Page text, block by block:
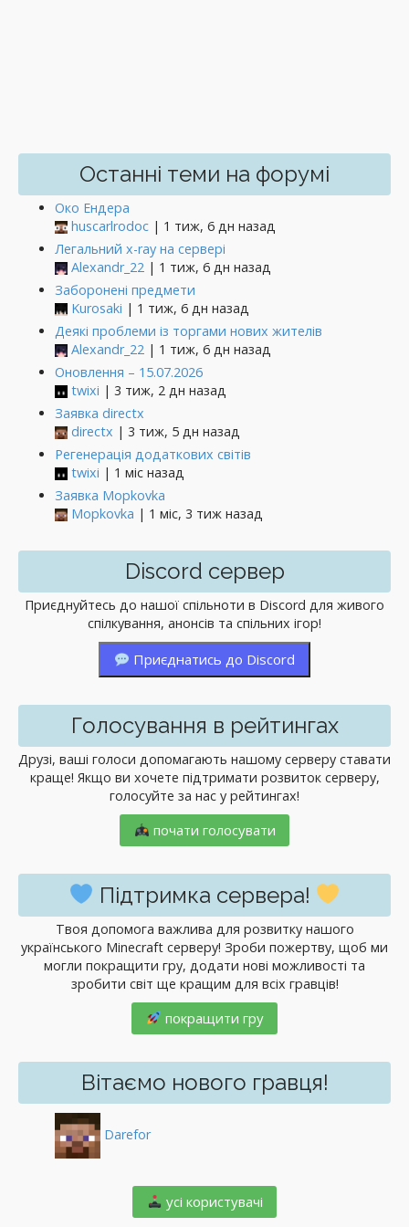
Останні теми на форумі
Око Ендера
huscarlrodoc | 1 тиж, 6 дн назад
Легальний x-ray на сервері
Alexandr_22 | 1 тиж, 6 дн назад
Заборонені предмети
Kurosaki | 1 тиж, 6 дн назад
Деякі проблеми із торгами нових жителів
Alexandr_22 | 1 тиж, 6 дн назад
Оновлення – 15.07.2026
twixi | 3 тиж, 2 дн назад
Заявка directx
directx | 3 тиж, 5 дн назад
Регенерація додаткових світів
twixi | 1 міс назад
Заявка Mopkovka
Mopkovka | 1 міс, 3 тиж назад
Discord сервер
Приєднуйтесь до нашої спільноти в Discord для живого
спілкування, анонсів та спільних ігор!
Приєднатись до Discord
Голосування в рейтингах
Друзі, ваші голоси допомагають нашому серверу ставати
краще! Якщо ви хочете підтримати розвиток серверу,
голосуйте за нас у рейтингах!
почати голосувати
Підтримка сервера!
Твоя допомога важлива для розвитку нашого
українського Minecraft серверу! Зроби пожертву, щоб ми
могли покращити гру, додати нові можливості та
зробити світ ще кращим для всіх гравців!
покращити гру
Вітаємо нового гравця!
Darefor
️ усі користувачі